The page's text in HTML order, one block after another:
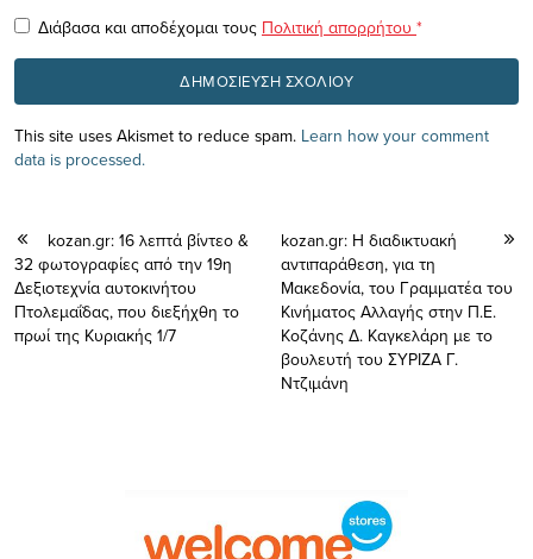
Διάβασα και αποδέχομαι τους Πολιτική απορρήτου *
This site uses Akismet to reduce spam. Learn how your comment
data is processed.
kozan.gr: 16 λεπτά βίντεο &
32 φωτογραφίες από την 19η
Δεξιοτεχνία αυτοκινήτου
Πτολεμαΐδας, που διεξήχθη το
πρωί της Κυριακής 1/7
kozan.gr: Η διαδικτυακή
αντιπαράθεση, για τη
Μακεδονία, του Γραμματέα του
Κινήματος Αλλαγής στην Π.Ε.
Κοζάνης Δ. Καγκελάρη με το
βουλευτή του ΣΥΡΙΖΑ Γ.
Ντζιμάνη